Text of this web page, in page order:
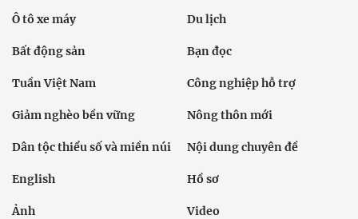
Ô tô xe máy Du lịch
Bất động sản Bạn đọc
Tuần Việt Nam Công nghiệp hỗ trợ
Giảm nghèo bền vững Nông thôn mới
Dân tộc thiểu số và miền núi Nội dung chuyên đề
English Hồ sơ
Ảnh Video